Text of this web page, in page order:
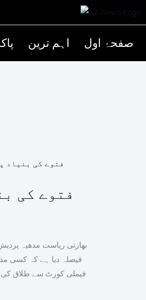
اہم ترین صفحۂ اول
فتوے کی
بھارتی ریاست مدھیہ
فیصلہ دیا ہے کہ کسی
فیملی کورٹ سے طلاق کی